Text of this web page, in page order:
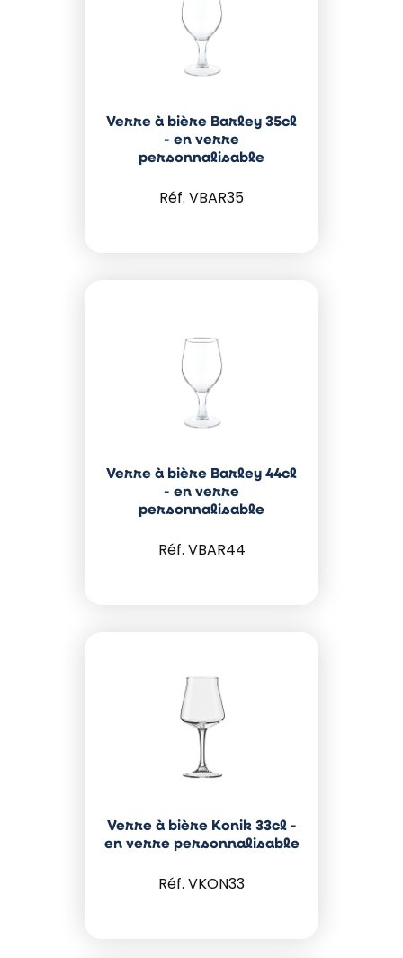
Verre à bière Barley 35cl
- en verre
personnalisable
VBAR35
Verre à bière Barley 44cl
- en verre
personnalisable
VBAR44
Verre à bière Konik 33cl -
en verre personnalisable
VKON33